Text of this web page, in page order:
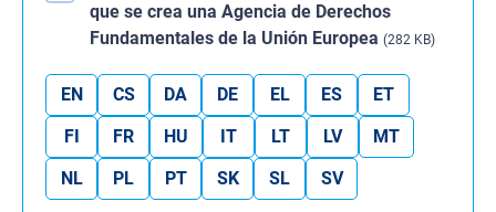
que se crea una Agencia de Derechos
Fundamentales de la Unión Europea (282 KB)
EN CS DA DE EL ES
ET
FI
FR HU IT LT LV
MT
NL
PL PT SK SL SV